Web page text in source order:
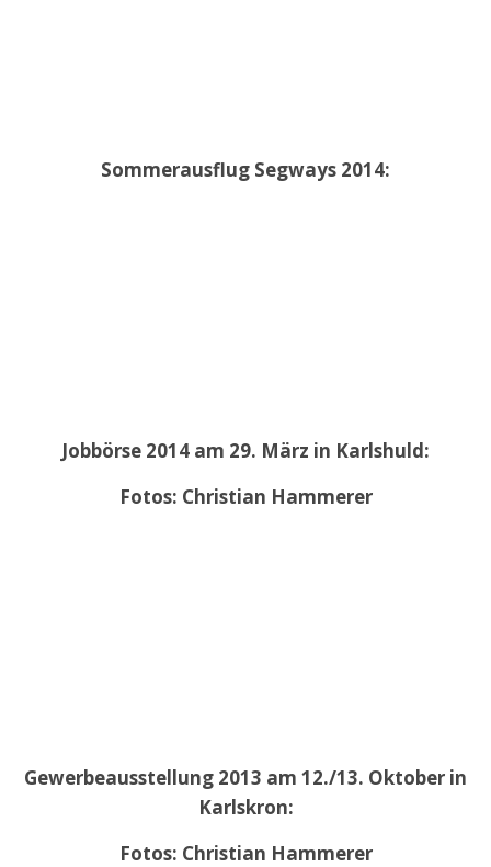
Sommerausflug Segways 2014:
Jobbörse 2014 am 29. März in Karlshuld:
Fotos: Christian Hammerer
Gewerbeausstellung 2013 am 12./13. Oktober in
Karlskron:
Fotos: Christian Hammerer